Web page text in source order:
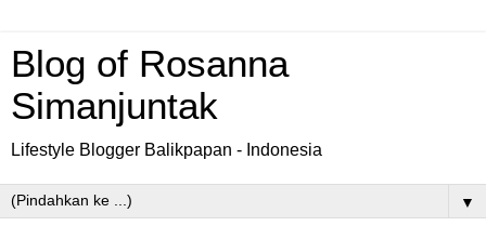
Blog of Rosanna
Simanjuntak
Lifestyle Blogger Balikpapan - Indonesia
▼